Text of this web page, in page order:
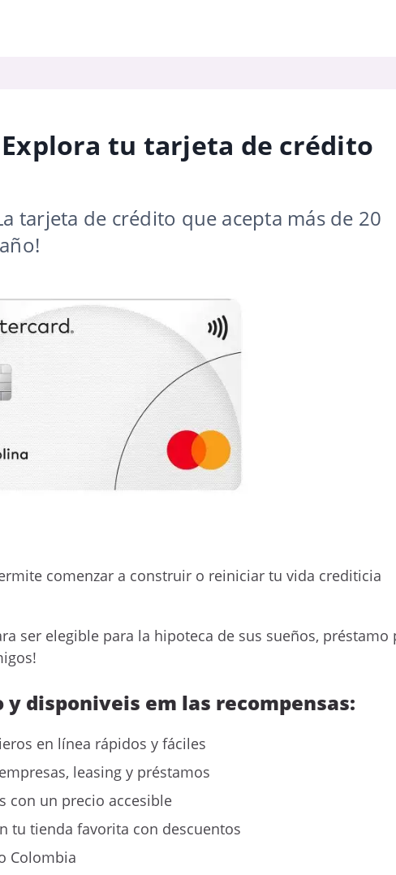
tu tarjeta de crédito
tarjeta de crédito que acepta más de 20
comenzar a construir o reiniciar tu vida crediticia
ser elegible para la hipoteca de sus sueños, préstamo
y disponiveis em las recompensas:
en línea rápidos y fáciles
leasing y préstamos
con un precio accesible
tu tienda favorita con descuentos
Colombia